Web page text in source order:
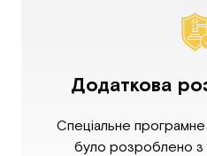
Додаткова
Спеціальне
було розроблено